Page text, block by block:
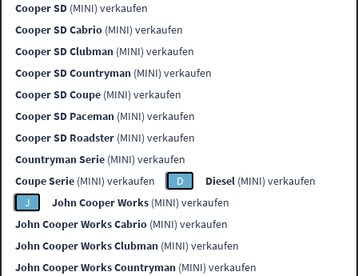
Cooper SD (MINI) verkaufen
Cooper SD Cabrio (MINI) verkaufen
Cooper SD Clubman (MINI) verkaufen
Cooper SD Countryman (MINI) verkaufen
Cooper SD Coupe (MINI) verkaufen
Cooper SD Paceman (MINI) verkaufen
Cooper SD Roadster (MINI) verkaufen
Countryman Serie (MINI) verkaufen
Coupe Serie (MINI) verkaufen D Diesel (MINI) verkaufen
J
John Cooper Works (MINI) verkaufen
John Cooper Works Cabrio (MINI) verkaufen
John Cooper Works Clubman (MINI) verkaufen
John Cooper Works Countryman (MINI) verkaufen